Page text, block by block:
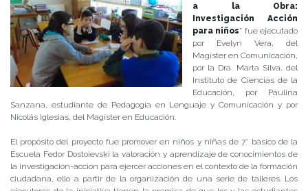
a la Obra:
Investigación Acción
para niños” fue ejecutado
por Evelyn Vera, del
Magíster en Comunicación,
por la Dra. Marta Silva, del
Instituto de Ciencias de la
Educación, por Paulina
Sanzana, estudiante de Pedagogía en Lenguaje y Comunicación y por
Nicolás Iglesias, del Magíster en Educación.
El propósito del proyecto fue promover en niños y niñas de 7° básico de la
Escuela Fedor Dostoievski la valoración y aprendizaje de conocimientos de
la investigación-acción para ejercer acciones en el contexto de la formación
ciudadana, ello a partir de la organización de una serie de talleres. Los